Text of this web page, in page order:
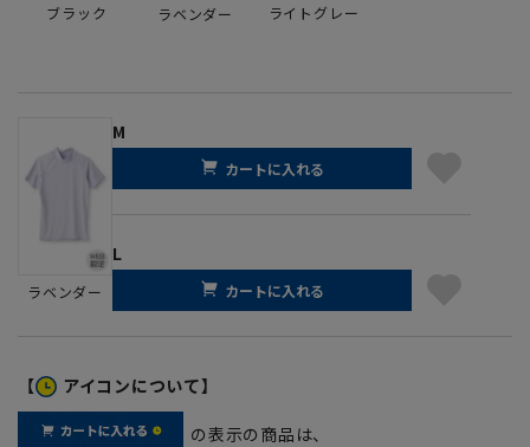
ブラック ラベンダー ライトグレー
ラベンダー
M
カートに入れる
L
カートに入れる
【 アイコンについて】
の表示の商品は、